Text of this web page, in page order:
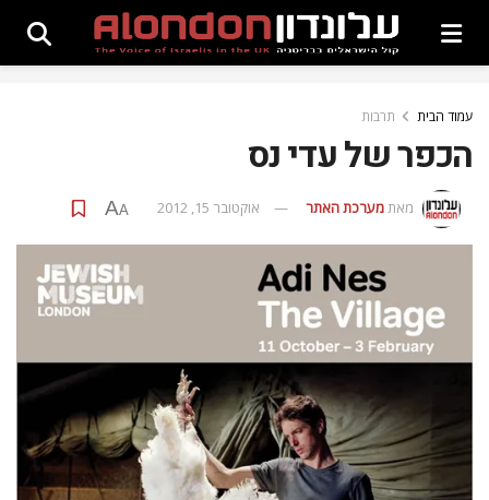
עמוד הבית תרבות
הכפר של עדי נס
מאתמערכת האתר אוקטובר 15, 2012 A
A